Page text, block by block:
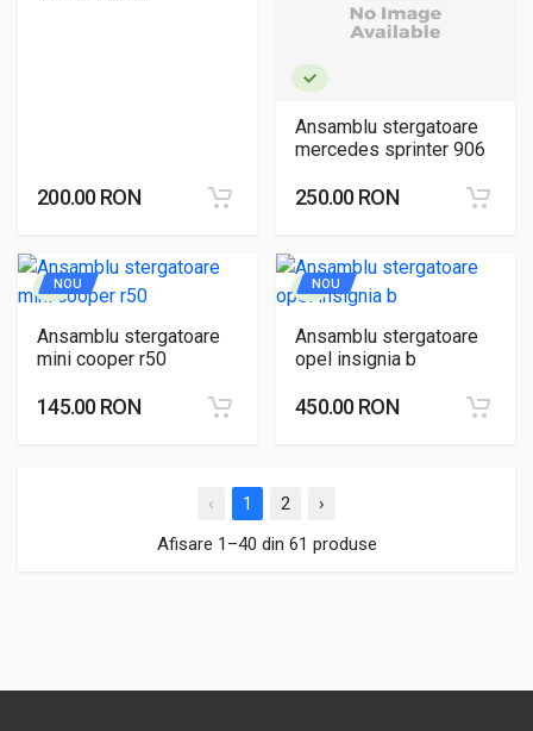
200.00 RON
Ansamblu stergatoare
mercedes sprinter 906
250.00 RON
NOU
Ansamblu stergatoare
mini cooper r50
145.00 RON
NOU
Ansamblu stergatoare
opel insignia b
450.00 RON
‹ 1 2
›
Afisare 1–40 din 61 produse